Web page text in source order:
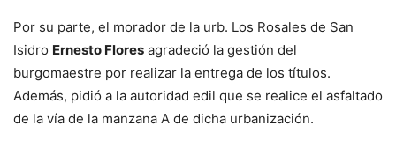
Por su parte, el morador de la urb. Los Rosales de San
Isidro Ernesto Flores agradeció la gestión del
burgomaestre por realizar la entrega de los títulos.
Además, pidió a la autoridad edil que se realice el asfaltado
de la vía de la manzana A de dicha urbanización.